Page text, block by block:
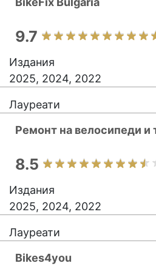
9.7
Издания
2025, 2024, 2022
Лауреати
Ремонт на велосипеди и
8.5
Издания
2025, 2024, 2022
Лауреати
Bikes4you